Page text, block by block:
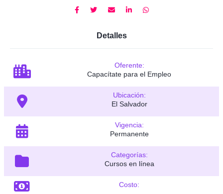
Detalles
Oferente:
Capacítate para el Empleo
Ubicación:
El Salvador
Vigencia:
Permanente
Categorías:
Cursos en línea
Costo: